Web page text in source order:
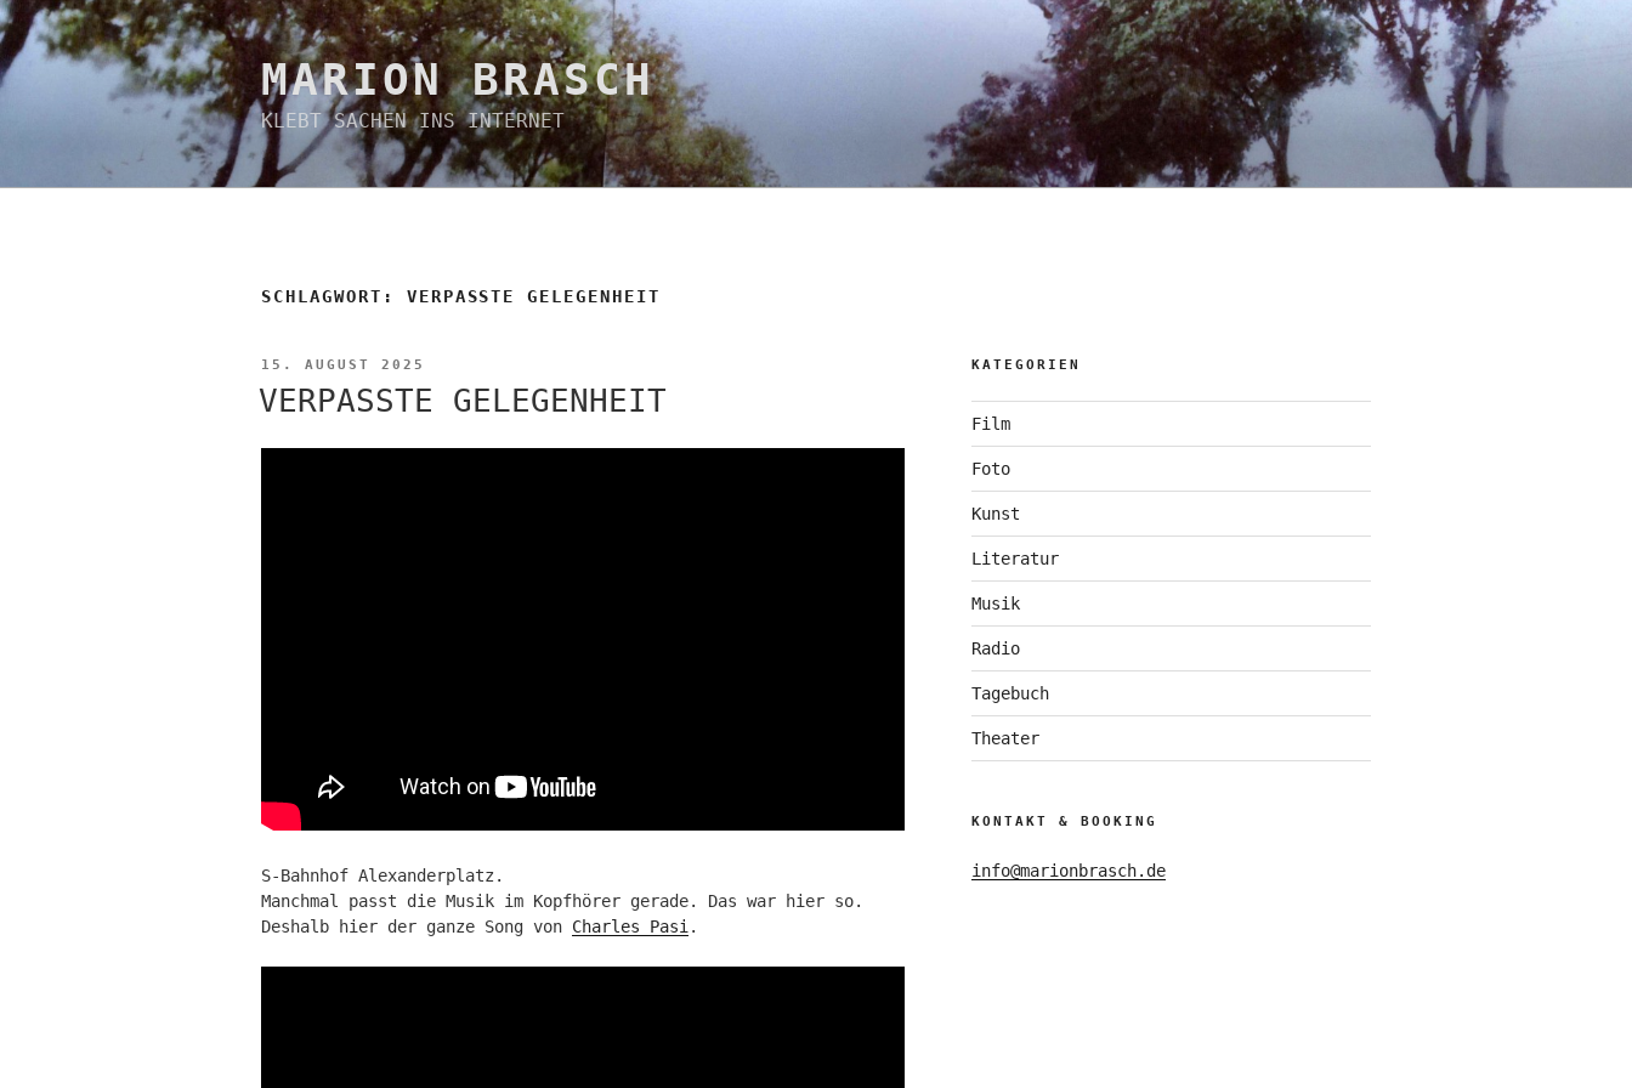
Zum
Inhalt
springen
MARION BRASCH
KLEBT SACHEN INS INTERNET
SCHLAGWORT: VERPASSTE GELEGENHEIT
VERÖFFENTLICHT
15. AUGUST 2025
VERPASSTE GELEGENHEIT
S-Bahnhof Alexanderplatz.
Manchmal passt die Musik im Kopfhörer gerade. Das war hier so.
Deshalb hier der ganze Song von Charles Pasi .
KATEGORIEN
Film
Foto
Kunst
Literatur
Musik
Radio
Tagebuch
Theater
KONTAKT & BOOKING
info@marionbrasch.de